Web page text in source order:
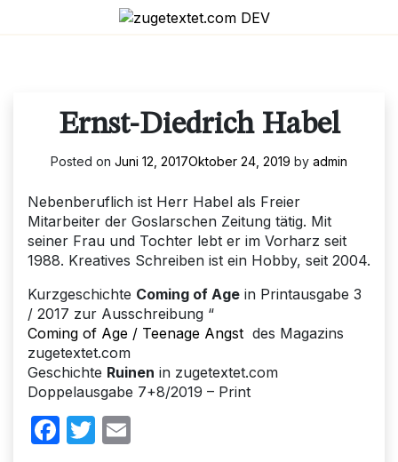
Ernst-Diedrich Habel
Posted on Juni 12, 2017Oktober 24, 2019 by admin
Nebenberuflich ist Herr Habel als Freier
Mitarbeiter der Goslarschen Zeitung tätig. Mit
seiner Frau und Tochter lebt er im Vorharz seit
1988. Kreatives Schreiben ist ein Hobby, seit 2004.
Kurzgeschichte Coming of Age in Printausgabe 3
/ 2017 zur Ausschreibung “
Coming of Age / Teenage Angst des Magazins
zugetextet.com
Geschichte Ruinen in zugetextet.com
Doppelausgabe 7+8/2019 – Print
Facebook
Twitter